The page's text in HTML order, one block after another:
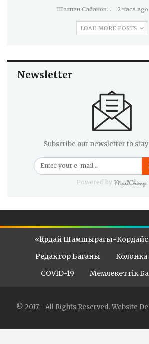
Шолпан Сабанова 2 часа ago
LOAD MORE POSTS
Newsletter
Subscribe our newsletter to
Powered by
«Қордай Шамшырағы-
Редактор Бағаны
COVID-19
Мемлекеттік
© 2017 - All Rights Reserved.Website